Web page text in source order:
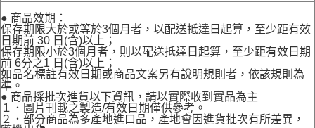
● 商品效期：
保存期限大於或等於3個月者，以配送抵達日起算，至少距有效
日期前 30 日(含)以上；
保存期限小於3個月者，則以配送抵達日起算，至少距有效日期
前 6分之1 日(含)以上；
如品名標註有效日期或商品文案另有說明規則者，依該規則為
準。
● 商品採批次進貨以下資訊，請以實際收到實品為主
１．圖片刊載之製造/有效日期僅供參考。
２．部分商品為多產地進口品，產地會因進貨批次有所差異，